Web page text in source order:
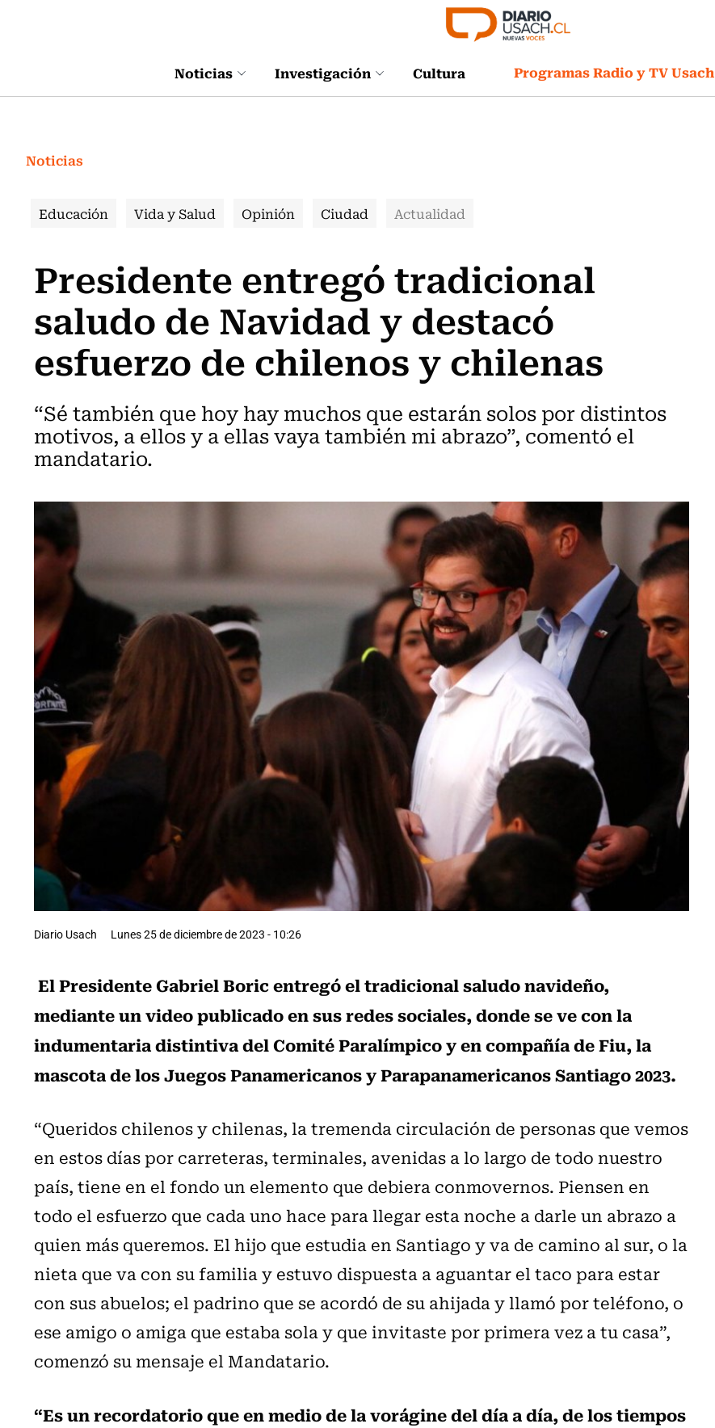
Noticias Investigación Cultura Programas Radio y TV Usach
Noticias
Educación Vida y Salud Opinión Ciudad Actualidad
Presidente entregó tradicional
saludo de Navidad y destacó
esfuerzo de chilenos y chilenas
“Sé también que hoy hay muchos que estarán solos por distintos
motivos, a ellos y a ellas vaya también mi abrazo”, comentó el
mandatario.
Diario Usach Lunes 25 de diciembre de 2023 - 10:26
El Presidente Gabriel Boric entregó el tradicional saludo navideño,
mediante un video publicado en sus redes sociales, donde se ve con la
indumentaria distintiva del Comité Paralímpico y en compañía de Fiu, la
mascota de los Juegos Panamericanos y Parapanamericanos Santiago 2023.
“Queridos chilenos y chilenas, la tremenda circulación de personas que vemos
en estos días por carreteras, terminales, avenidas a lo largo de todo nuestro
país, tiene en el fondo un elemento que debiera conmovernos. Piensen en
todo el esfuerzo que cada uno hace para llegar esta noche a darle un abrazo a
quien más queremos. El hijo que estudia en Santiago y va de camino al sur, o la
nieta que va con su familia y estuvo dispuesta a aguantar el taco para estar
con sus abuelos; el padrino que se acordó de su ahijada y llamó por teléfono, o
ese amigo o amiga que estaba sola y que invitaste por primera vez a tu casa”,
comenzó su mensaje el Mandatario.
“Es un recordatorio que en medio de la vorágine del día a día, de los tiempos